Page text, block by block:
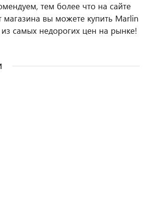
тем более что на сайте
магазина вы можете купить Marlin
самых недорогих цен на рынке!